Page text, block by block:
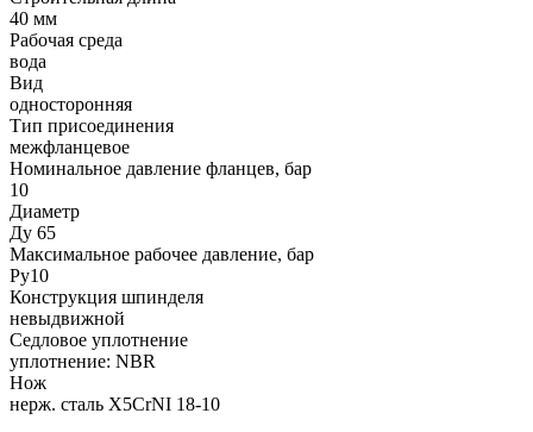
40 мм
Рабочая среда
вода
Вид
односторонняя
Тип присоединения
межфланцевое
Номинальное давление фланцев, бар
10
Диаметр
Ду 65
Максимальное рабочее давление, бар
Ру10
Конструкция шпинделя
невыдвижной
Седловое уплотнение
уплотнение: NBR
Нож
нерж. сталь X5CrNI 18-10